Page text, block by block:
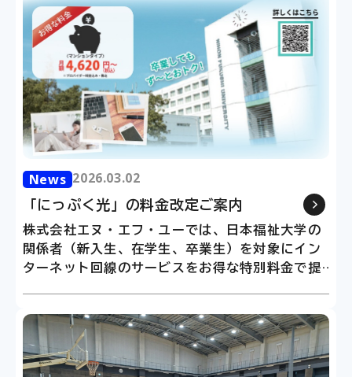
News 2026.03.02
「にっぷく光」の料金改定ご案内
株式会社エヌ・エフ・ユーでは、日本福祉大学の
関係者（新入生、在学生、卒業生）を対象にイン
ターネット回線のサービスをお得な特別料金で提
News
「にっぷく光」の料金改定ご案内
株式会社エヌ・エフ・ユーでは、日
関係者（新入生、在学生、卒業生）
ターネット回線のサービスをお得な